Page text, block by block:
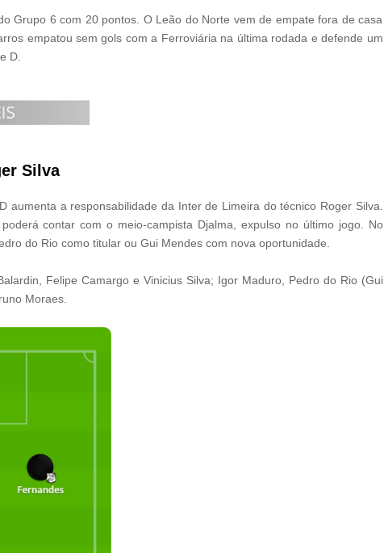
Grupo 6 com 20 pontos. O Leão do Norte vem de empate fora de casa
empatou sem gols com a Ferroviária na última rodada e defende um
D.
Silva
aumenta a responsabilidade da Inter de Limeira do técnico Roger Silva.
contar com o meio-campista Djalma, expulso no último jogo. No
do Rio como titular ou Gui Mendes com nova oportunidade.
Felipe Camargo e Vinicius Silva; Igor Maduro, Pedro do Rio (Gui
Moraes.